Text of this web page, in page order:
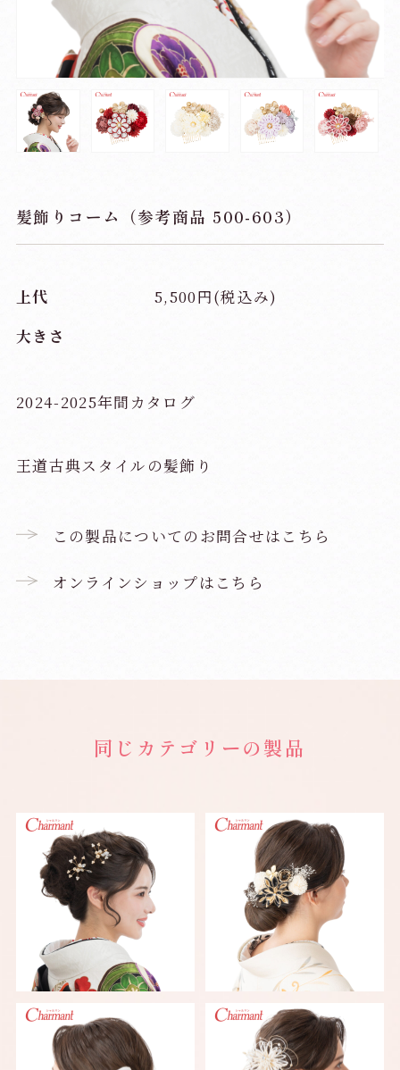
髪飾りコーム（参考商品 500-603）
上代
5,500円(税込み)
大きさ
2024-2025年間カタログ
王道古典スタイルの髪飾り
この製品についてのお問合せはこちら
オンラインショップはこちら
同じカテゴリーの製品